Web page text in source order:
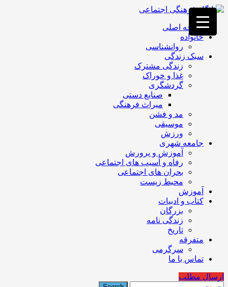
فصد
خون
غرب
تهران
خشکشویی
تصفیه
تهران
صفحه اصلی
خانواده
روانشناسی
سبک زندگی
زندگی مشترک
غذا و خوراک
گردشگری
صنایع دستی
میراث فرهنگی
مد و فشن
موسیقی
ورزش
جامعه شهری
آموزش و پرورش
رفاه و آسیب های اجتماعی
بحران های اجتماعی
محیط زیست
آموزش
کتاب و ادبیات
بزرگان
زندگی نامه
تاریخ
متفرقه
سرگرمی
تماس با ما
ارسال مطلب